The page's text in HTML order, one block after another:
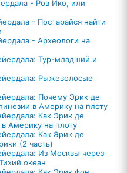
- Ров Ико, или
- Постарайся найти
- Археологи на
Тур-младший и
Рыжеволосые
Почему Эрик де
в Америку на плоту
Как Эрик де
Америку на плоту
Как Эрик де
(2 часть)
Из Москвы через
океан